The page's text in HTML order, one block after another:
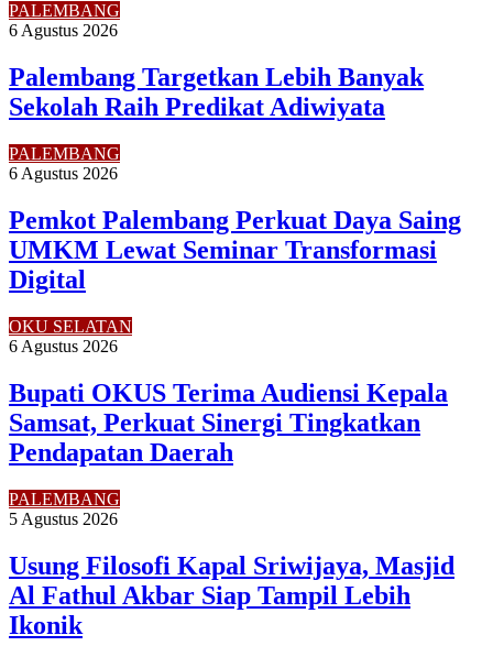
PALEMBANG
6 Agustus 2026
Palembang Targetkan Lebih Banyak
Sekolah Raih Predikat Adiwiyata
PALEMBANG
6 Agustus 2026
Pemkot Palembang Perkuat Daya Saing
UMKM Lewat Seminar Transformasi
Digital
OKU SELATAN
6 Agustus 2026
Bupati OKUS Terima Audiensi Kepala
Samsat, Perkuat Sinergi Tingkatkan
Pendapatan Daerah
PALEMBANG
5 Agustus 2026
Usung Filosofi Kapal Sriwijaya, Masjid
Al Fathul Akbar Siap Tampil Lebih
Ikonik